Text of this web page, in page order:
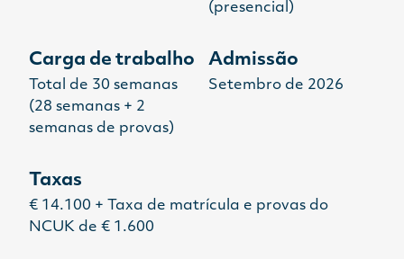
(presencial)
Carga de trabalho
Total de 30 semanas
(28 semanas + 2
semanas de provas)
Admissão
Setembro de 2026
Taxas
€ 14.100 + Taxa de matrícula e provas do
NCUK de € 1.600